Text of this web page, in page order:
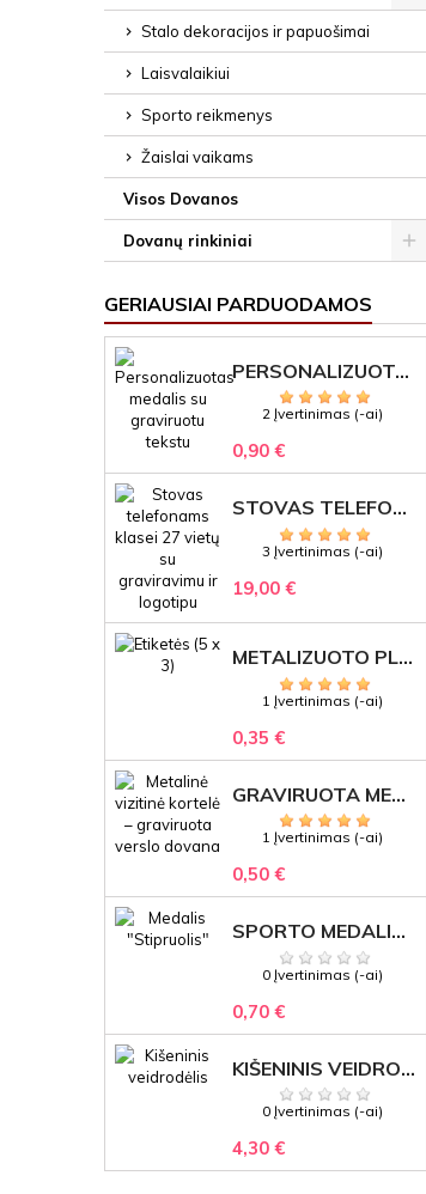
Stalo dekoracijos ir papuošimai
Laisvalaikiui
Sporto reikmenys
Žaislai vaikams
Visos Dovanos
Dovanų rinkiniai
GERIAUSIAI PARDUODAMOS
PERSONALIZUOTAS MEDALIS "1" SU GRAVIRUOTU TEKSTU
2 Įvertinimas (-ai)
0,90 €
STOVAS TELEFONAMS KLASEI (27 VIETOS) – GRAVIRUOJAMAS ORGANIZATORIUS
3 Įvertinimas (-ai)
19,00 €
METALIZUOTO PLASTIKO ETIKETĖS SU GRAVIRUOTU TEKSTU -LOGOTIPU
1 Įvertinimas (-ai)
0,35 €
GRAVIRUOTA METALINĖ VIZITINĖ KORTELĖ SU LOGOTIPU – REPREZENTACINĖ VERSLO DOVANA
1 Įvertinimas (-ai)
0,50 €
SPORTO MEDALIS "STIPRUOLIS" SU GRAVIRUOTU TEKSTU
0 Įvertinimas (-ai)
0,70 €
KIŠENINIS VEIDRODĖLIS
0 Įvertinimas (-ai)
4,30 €